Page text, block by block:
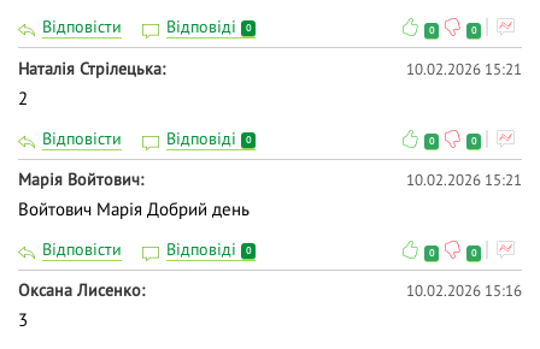
Відповісти Відповіді 0 0 0
Наталія Стрілецька 10.02.2026 15:21
2
Відповісти Відповіді 0 0 0
Марія Войтович 10.02.2026 15:21
Войтович Марія Добрий день
Відповісти Відповіді 0 0 0
Оксана Лисенко 10.02.2026 15:16
3